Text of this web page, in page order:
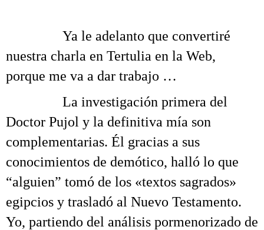
Ya le adelanto que convertiré
nuestra charla en Tertulia en la Web,
porque me va a dar trabajo …
La investigación primera del
Doctor Pujol y la definitiva mía son
complementarias. Él gracias a sus
conocimientos de demótico, halló lo que
“alguien” tomó de los «textos sagrados»
egipcios y trasladó al Nuevo Testamento.
Yo, partiendo del análisis pormenorizado de